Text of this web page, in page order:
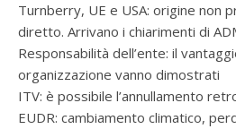
Turnberry, UE e USA: origine non
diretto. Arrivano i chiarimenti di
Responsabilità dell’ente: il
organizzazione vanno dimostrati
ITV: è possibile l’annullamento
EUDR: cambiamento climatico,